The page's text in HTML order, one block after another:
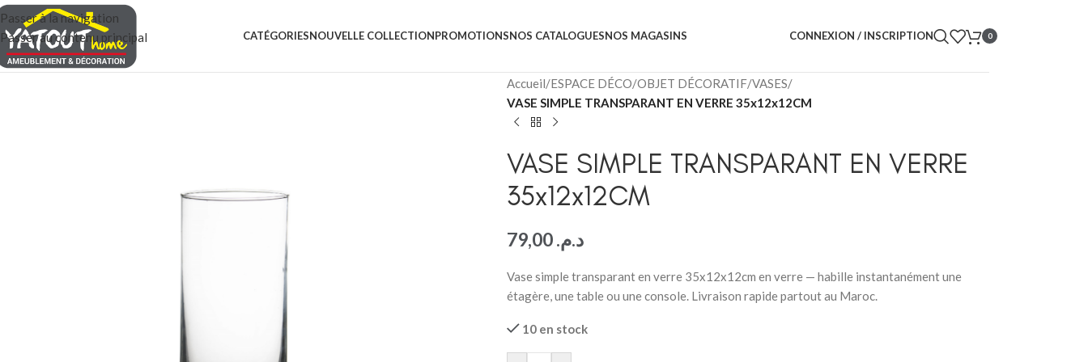
Passer à la navigation
Passer au contenu principal
CATÉGORIESNOUVELLE COLLECTIONPROMOTIONSNOS CATALOGUESNOS MAGASINS CONNEXION / INSCRIPTION 0
Accueil/ESPACE DÉCO/OBJET DÉCORATIF/VASES/
VASE SIMPLE TRANSPARANT EN VERRE 35x12x12CM
VASE SIMPLE TRANSPARANT EN VERRE
35x12x12CM
د.م.79,00
Vase simple transparant en verre 35x12x12cm en verre — habille instantanément une
étagère, une table ou une console. Livraison rapide partout au Maroc.
10 en stock